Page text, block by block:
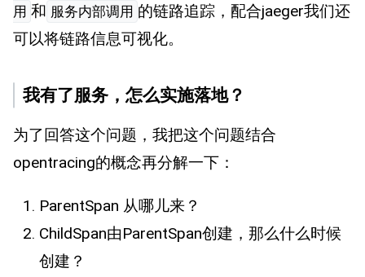
用 和 服务内部调用 的链路追踪，配合jaeger我们还
可以将链路信息可视化。
我有了服务，怎么实施落地？
为了回答这个问题，我把这个问题结合
opentracing的概念再分解一下：
ParentSpan 从哪儿来？
ChildSpan由ParentSpan创建，那么什么时候
创建？